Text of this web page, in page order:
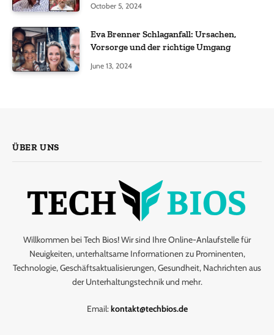
October 5, 2024
Eva Brenner Schlaganfall: Ursachen,
Vorsorge und der richtige Umgang
June 13, 2024
ÜBER UNS
Willkommen bei Tech Bios! Wir sind Ihre Online-Anlaufstelle für
Neuigkeiten, unterhaltsame Informationen zu Prominenten,
Technologie, Geschäftsaktualisierungen, Gesundheit, Nachrichten aus
der Unterhaltungstechnik und mehr.
Email:kontakt@techbios.de